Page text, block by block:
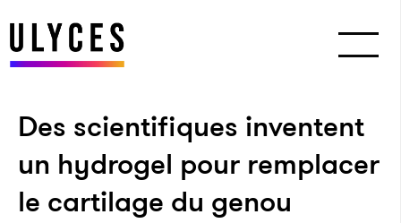
Des scientifiques inventent
un hydrogel pour remplacer
le cartilage du genou